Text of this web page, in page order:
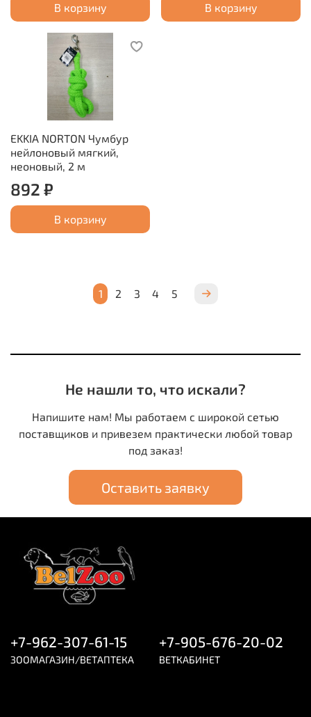
В корзину В корзину
EKKIA NORTON Чумбур
нейлоновый мягкий,
неоновый, 2 м
892 ₽
В корзину
1 2 3 4 5
Не нашли то, что искали?
Напишите нам! Мы работаем с широкой сетью
поставщиков и привезем практически любой товар
под заказ!
Оставить заявку
+7-962-307-61-15
ЗООМАГАЗИН/ВЕТАПТЕКА
+7-905-676-20-02
ВЕТКАБИНЕТ